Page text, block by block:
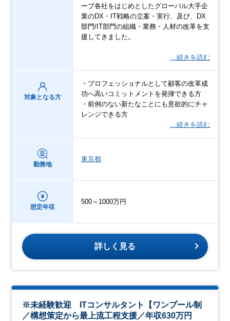
ープ各社をはじめとしたグローバル大手企
業のDX・IT戦略の立案・実行、及び、DX
部門/IT部門の組織・業務・人材の改革を支
援してきました。
…続きを読む
対象となる方
・プロフェッショナルとして顧客の改革成
功へ高いコミットメントを発揮できる方
・前例のない新たなことにも意欲的にチャ
レンジできる方
…続きを読む
勤務地
東京都
想定年収
500～1000万円
詳しく見る
※未経験歓迎 ITコンサルタント【ワンプール制
／構想策定から最上流工程支援／年収630万円